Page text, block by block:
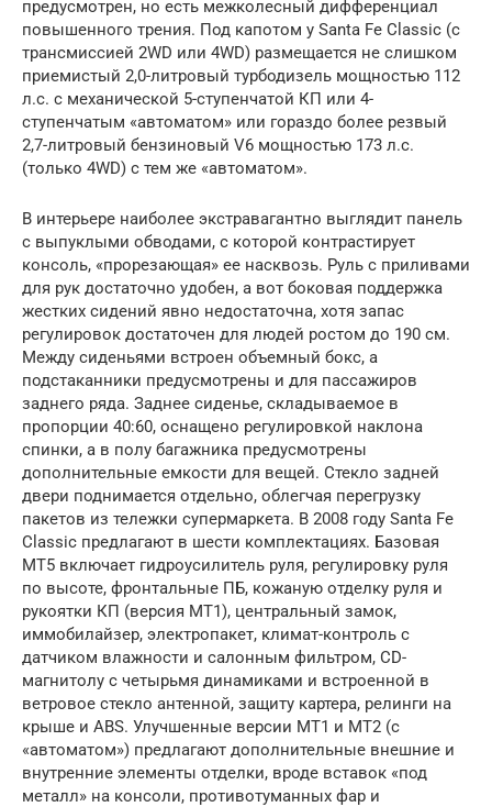
предусмотрен, но есть межколесный дифференциал
повышенного трения. Под капотом у Santa Fe Classic (с
трансмиссией 2WD или 4WD) размещается не слишком
приемистый 2,0-литровый турбодизель мощностью 112
л.с. с механической 5-ступенчатой КП или 4-
ступенчатым «автоматом» или гораздо более резвый
2,7-литровый бензиновый V6 мощностью 173 л.с.
(только 4WD) с тем же «автоматом».
В интерьере наиболее экстравагантно выглядит панель
с выпуклыми обводами, с которой контрастирует
консоль, «прорезающая» ее насквозь. Руль с приливами
для рук достаточно удобен, а вот боковая поддержка
жестких сидений явно недостаточна, хотя запас
регулировок достаточен для людей ростом до 190 см.
Между сиденьями встроен объемный бокс, а
подстаканники предусмотрены и для пассажиров
заднего ряда. Заднее сиденье, складываемое в
пропорции 40:60, оснащено регулировкой наклона
спинки, а в полу багажника предусмотрены
дополнительные емкости для вещей. Стекло задней
двери поднимается отдельно, облегчая перегрузку
пакетов из тележки супермаркета. В 2008 году Santa Fe
Classic предлагают в шести комплектациях. Базовая
МТ5 включает гидроусилитель руля, регулировку руля
по высоте, фронтальные ПБ, кожаную отделку руля и
рукоятки КП (версия МТ1), центральный замок,
иммобилайзер, электропакет, климат-контроль с
датчиком влажности и салонным фильтром, CD-
магнитолу с четырьмя динамиками и встроенной в
ветровое стекло антенной, защиту картера, релинги на
крыше и ABS. Улучшенные версии МТ1 и МТ2 (с
«автоматом») предлагают дополнительные внешние и
внутренние элементы отделки, вроде вставок «под
металл» на консоли, противотуманных фар и